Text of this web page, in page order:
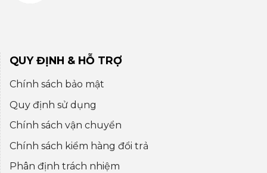
QUY ĐỊNH & HỖ TRỢ
Chính sách bảo mật
Quy định sử dụng
Chính sách vận chuyển
Chính sách kiểm hàng đổi trả
Phân định trách nhiệm